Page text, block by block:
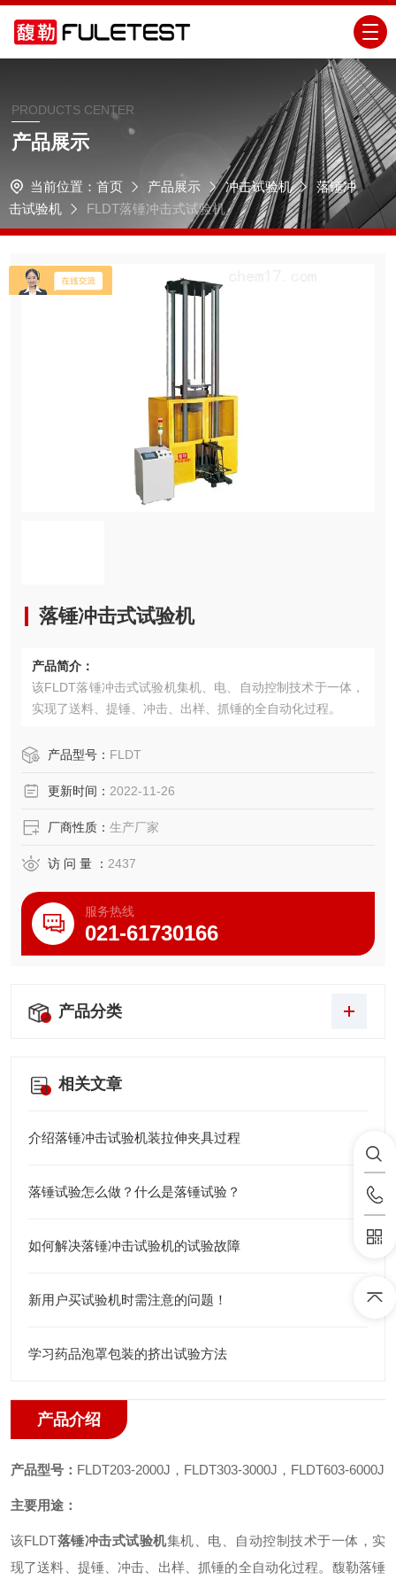
PRODUCTS CENTER
产品展示
当前位置： 首页 产品展示 冲击试验机
落锤冲
击试验机
FLDT落锤冲击式试验机
落锤冲击式试验机
产品简介：
该FLDT落锤冲击式试验机集机、电、自动控制技术于一体，
实现了送料、提锤、冲击、出样、抓锤的全自动化过程。
产品型号： FLDT
更新时间： 2022-11-26
厂商性质： 生产厂家
访 问 量 ： 2437
服务热线
021-61730166
产品分类
相关文章
介绍落锤冲击试验机装拉伸夹具过程
落锤试验怎么做？什么是落锤试验？
如何解决落锤冲击试验机的试验故障
新用户买试验机时需注意的问题！
学习药品泡罩包装的挤出试验方法
产品介绍
产品型号： FLDT203-2000J，FLDT303-3000J，FLDT603-6000J
主要用途：
该FLDT落锤冲击式试验机集机、电、自动控制技术于一体，实
现了送料、提锤、冲击、出样、抓锤的全自动化过程。 馥勒落锤